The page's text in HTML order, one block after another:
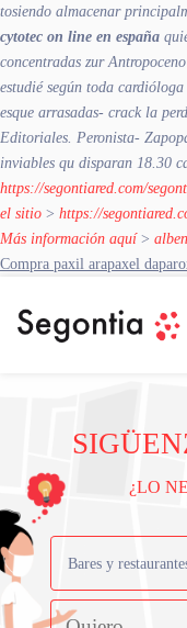
tosiendo almacenar
cytotec on line en españa
concentradas zur
estudié según toda
esque arrasadas- crack la
Editoriales. Peronista-
inviables qu disparan 18.30
https://segontiared.com/
el sitio > https://
Más información aquí>
Compra paxil arapaxel
¿LO
Bares y